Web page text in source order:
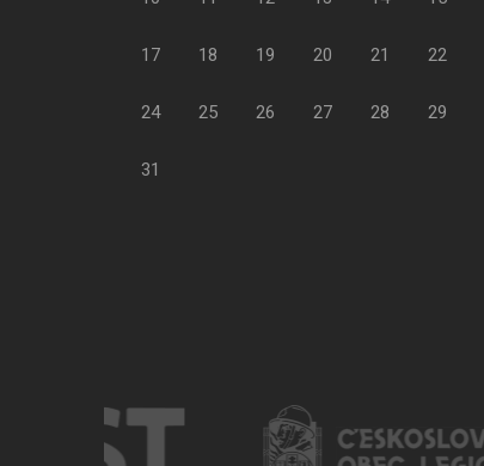
17 18 19 20 21 22
24 25 26 27 28 29
31